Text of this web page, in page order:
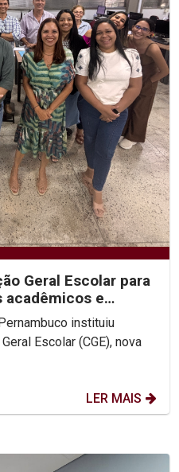
Geral Escolar para
acadêmicos e
instituiu
Escolar (CGE), nova
LER MAIS